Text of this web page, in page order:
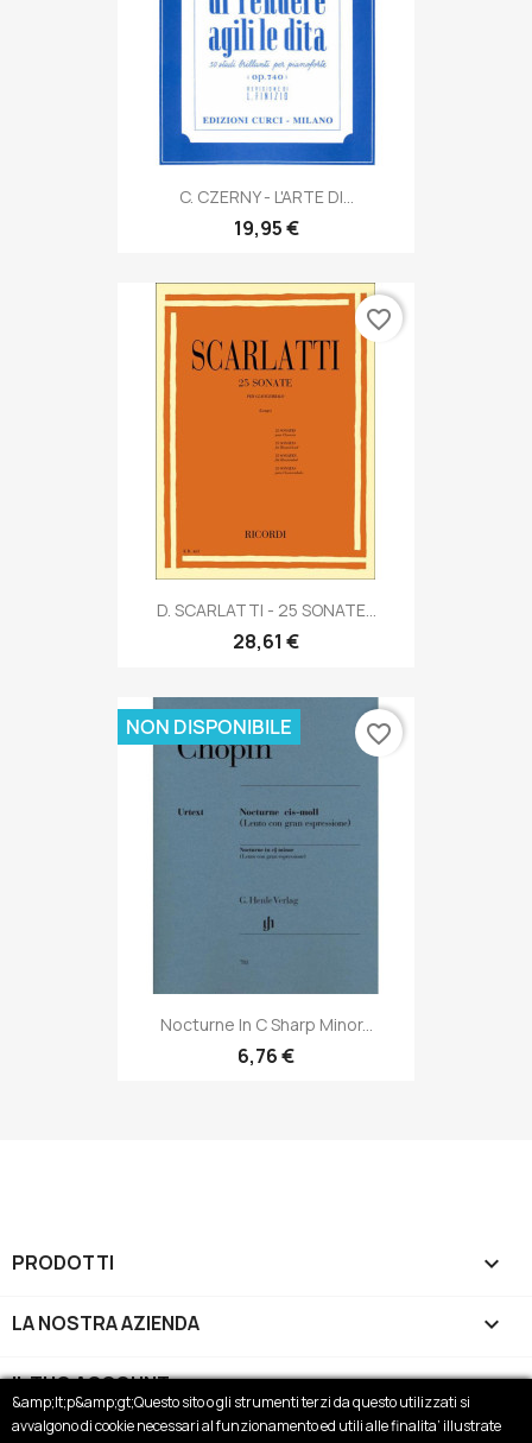
C. CZERNY - L'ARTE DI...
19,95 €
D. SCARLATTI - 25 SONATE...
28,61 €
favorite_border
Nocturne In C Sharp Minor...
6,76 €
NON DISPONIBILE favorite_border
PRODOTTI 
LA NOSTRA AZIENDA 
IL TUO ACCOUNT 
&amp;lt;p&amp;gt;Questo sito o gli strumenti terzi da questo utilizzati si
avvalgono di cookie necessari al funzionamento ed utili alle finalita’ illustrate